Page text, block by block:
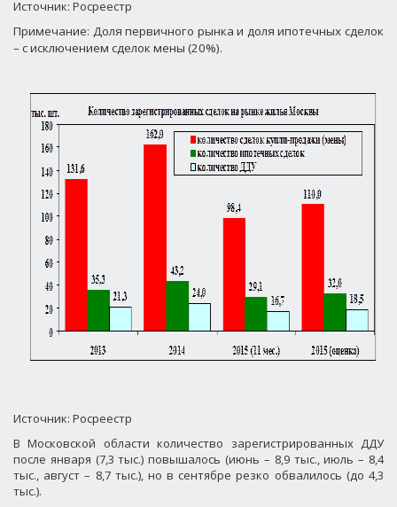
Источник: Росреестр
Примечание: Доля первичного рынка и доля ипотечных сделок
– с исключением сделок мены (20%).
Источник: Росреестр
В Московской области количество зарегистрированных ДДУ
после января (7,3 тыс.) повышалось (июнь – 8,9 тыс., июль – 8,4
тыс., август – 8,7 тыс.), но в сентябре резко обвалилось (до 4,3
тыс.).